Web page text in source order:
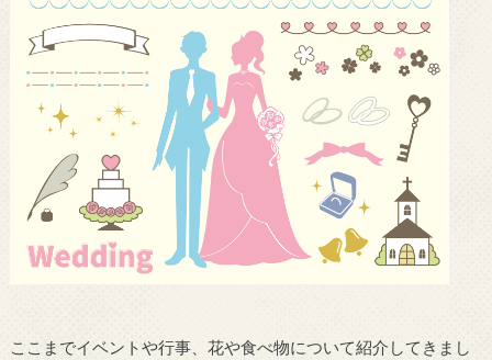
ここまでイベントや行事、花や食べ物について紹介してきまし